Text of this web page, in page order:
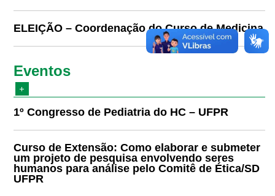
ELEIÇÃO – Coordenação do Curso de Medicina
Eventos
1º Congresso de Pediatria do HC – UFPR
Curso de Extensão: Como elaborar e submeter
um projeto de pesquisa envolvendo seres
humanos para análise pelo Comitê de Ética/SD
UFPR